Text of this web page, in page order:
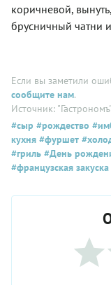
коричневой,
брусничный чатни
Если вы заметили
сообщите нам.
Источник: "Гастрономъ"
#сыр #рождество
кухня #фуршет
#гриль #День
#французская закуска